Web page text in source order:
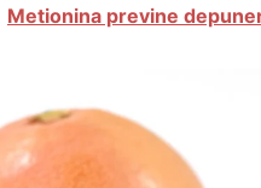
Metionina previne